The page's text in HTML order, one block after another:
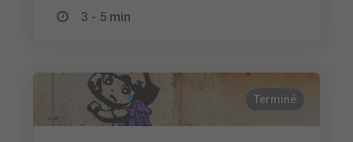
3 - 5 min
Terminé